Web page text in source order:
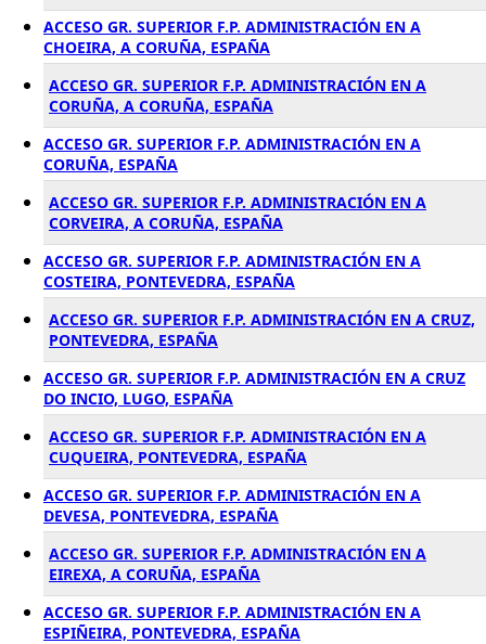
ACCESO GR. SUPERIOR F.P. ADMINISTRACIÓN EN A
CHOEIRA, A CORUÑA, ESPAÑA
ACCESO GR. SUPERIOR F.P. ADMINISTRACIÓN EN A
CORUÑA, A CORUÑA, ESPAÑA
ACCESO GR. SUPERIOR F.P. ADMINISTRACIÓN EN A
CORUÑA, ESPAÑA
ACCESO GR. SUPERIOR F.P. ADMINISTRACIÓN EN A
CORVEIRA, A CORUÑA, ESPAÑA
ACCESO GR. SUPERIOR F.P. ADMINISTRACIÓN EN A
COSTEIRA, PONTEVEDRA, ESPAÑA
ACCESO GR. SUPERIOR F.P. ADMINISTRACIÓN EN A CRUZ,
PONTEVEDRA, ESPAÑA
ACCESO GR. SUPERIOR F.P. ADMINISTRACIÓN EN A CRUZ
DO INCIO, LUGO, ESPAÑA
ACCESO GR. SUPERIOR F.P. ADMINISTRACIÓN EN A
CUQUEIRA, PONTEVEDRA, ESPAÑA
ACCESO GR. SUPERIOR F.P. ADMINISTRACIÓN EN A
DEVESA, PONTEVEDRA, ESPAÑA
ACCESO GR. SUPERIOR F.P. ADMINISTRACIÓN EN A
EIREXA, A CORUÑA, ESPAÑA
ACCESO GR. SUPERIOR F.P. ADMINISTRACIÓN EN A
ESPIÑEIRA, PONTEVEDRA, ESPAÑA